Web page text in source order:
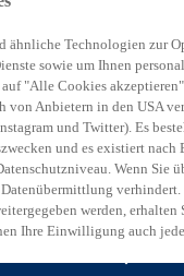
ähnliche Technologien zur
sowie um Ihnen
"Alle Cookies
von Anbietern in den USA
und Twitter). Es
und es existiert nach
Wenn Sie
werden,
Ihre Einwilligung auch